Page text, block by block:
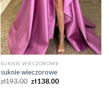
SUKNIE WIECZOROWE
suknie wieczorowe
zł193.00 zł138.00